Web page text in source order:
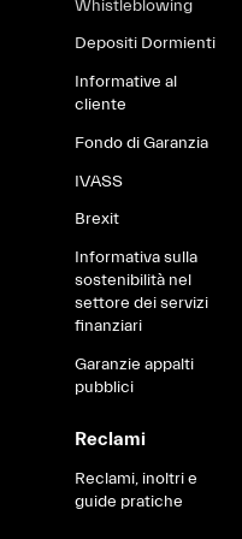
Reclami
Reclami, inoltri e
guide pratiche
Whistleblowing
Depositi Dormienti
Informative al
cliente
Fondo di Garanzia
IVASS
Brexit
Informativa sulla
sostenibilità nel
settore dei servizi
finanziari
Garanzie appalti
pubblici